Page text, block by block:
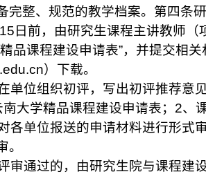
完整、规范的教学档案。第四条
15 日前，由研究生课程主讲教师（
品课程建设申请表”，并提交相
）下载。
单位组织初评，写出初评推荐意
南大学精品课程建设申请表； 2、
各单位报送的申请材料进行形
审通过的，由研究生院与课程